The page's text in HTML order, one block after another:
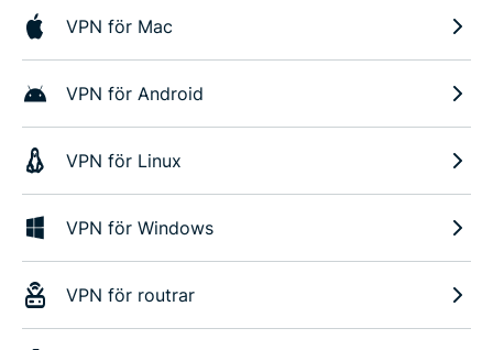
VPN för Mac
VPN för Android
VPN för Linux
VPN för Windows
VPN för routrar